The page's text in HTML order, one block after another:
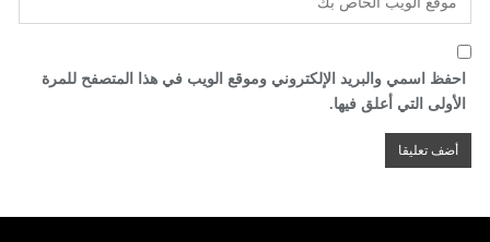
احفظ اسمي والبريد الإلكتروني وموقع الويب في هذا المتصفح للمرة
الأولى التي أعلق فيها.